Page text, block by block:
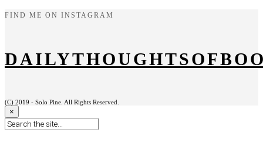
FIND ME ON INSTAGRAM
(C) 2019 - Solo Pine. All Rights Reserved.
×